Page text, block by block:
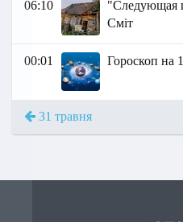
06:10
"Следующая
Сміт
00:01 Гороскоп на
31 травня